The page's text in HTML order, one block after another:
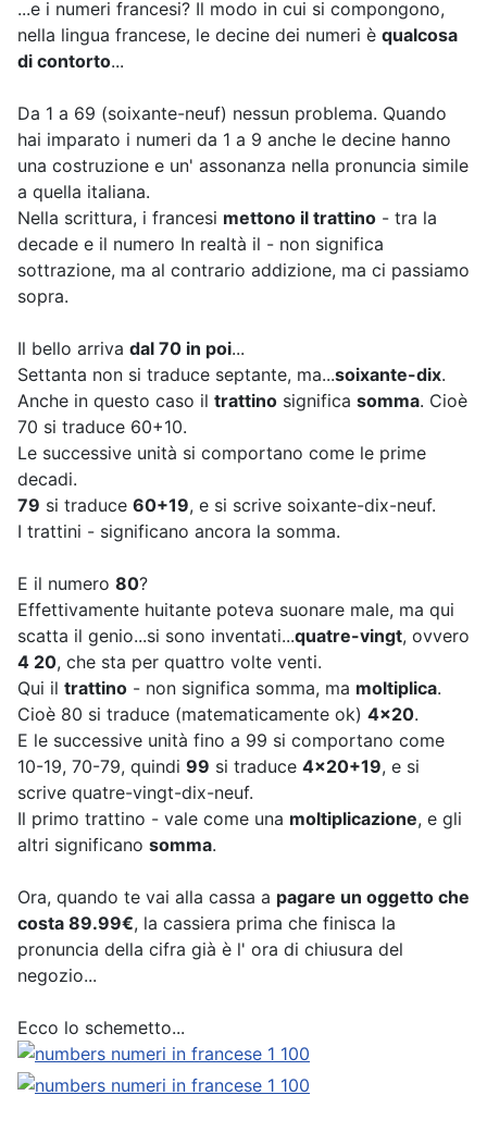
...e i numeri francesi? Il modo in cui si compongono,
nella lingua francese, le decine dei numeri è qualcosa
di contorto...
Da 1 a 69 (soixante-neuf) nessun problema. Quando
hai imparato i numeri da 1 a 9 anche le decine hanno
una costruzione e un' assonanza nella pronuncia simile
a quella italiana.
Nella scrittura, i francesi mettono il trattino - tra la
decade e il numero In realtà il - non significa
sottrazione, ma al contrario addizione, ma ci passiamo
sopra.
Il bello arriva dal 70 in poi...
Settanta non si traduce septante, ma...soixante-dix.
Anche in questo caso il trattino significa somma. Cioè
70 si traduce 60+10.
Le successive unità si comportano come le prime
decadi.
79 si traduce 60+19, e si scrive soixante-dix-neuf.
I trattini - significano ancora la somma.
E il numero 80?
Effettivamente huitante poteva suonare male, ma qui
scatta il genio...si sono inventati...quatre-vingt, ovvero
4 20, che sta per quattro volte venti.
Qui il trattino - non significa somma, ma moltiplica.
Cioè 80 si traduce (matematicamente ok) 4x20.
E le successive unità fino a 99 si comportano come
10-19, 70-79, quindi 99 si traduce 4x20+19, e si
scrive quatre-vingt-dix-neuf.
Il primo trattino - vale come una moltiplicazione, e gli
altri significano somma.
Ora, quando te vai alla cassa a pagare un oggetto che
costa 89.99€, la cassiera prima che finisca la
pronuncia della cifra già è l' ora di chiusura del
negozio...
Ecco lo schemetto...